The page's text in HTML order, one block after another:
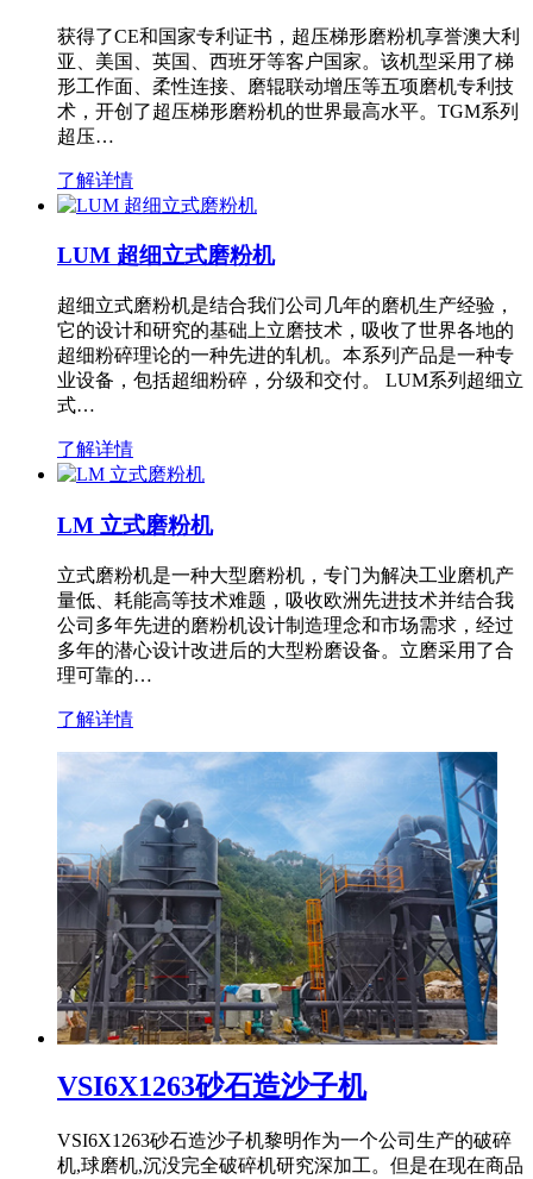
获得了CE和国家专利证书，超压梯形磨粉机享誉澳大利
亚、美国、英国、西班牙等客户国家。该机型采用了梯
形工作面、柔性连接、磨辊联动增压等五项磨机专利技
术，开创了超压梯形磨粉机的世界最高水平。TGM系列
超压…
了解详情
LUM 超细立式磨粉机
超细立式磨粉机是结合我们公司几年的磨机生产经验，
它的设计和研究的基础上立磨技术，吸收了世界各地的
超细粉碎理论的一种先进的轧机。本系列产品是一种专
业设备，包括超细粉碎，分级和交付。 LUM系列超细立
式…
了解详情
LM 立式磨粉机
立式磨粉机是一种大型磨粉机，专门为解决工业磨机产
量低、耗能高等技术难题，吸收欧洲先进技术并结合我
公司多年先进的磨粉机设计制造理念和市场需求，经过
多年的潜心设计改进后的大型粉磨设备。立磨采用了合
理可靠的…
了解详情
VSI6X1263砂石造沙子机
VSI6X1263砂石造沙子机黎明作为一个公司生产的破碎
机,球磨机,沉没完全破碎机研究深加工。但是在现在商品